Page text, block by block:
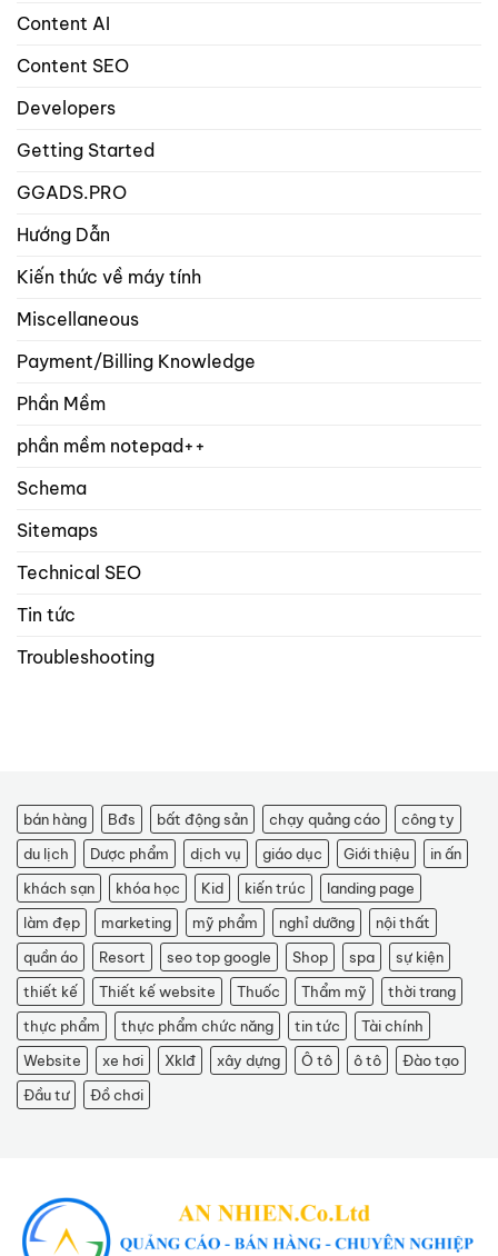
Content AI
Content SEO
Developers
Getting Started
GGADS.PRO
Hướng Dẫn
Kiến thức về máy tính
Miscellaneous
Payment/Billing Knowledge
Phần Mềm
phần mềm notepad++
Schema
Sitemaps
Technical SEO
Tin tức
Troubleshooting
bán hàng Bđs bất động sản chạy quảng cáo
công ty
du lịch
Dược phẩm dịch vụ giáo dục Giới thiệu
in ấn
khách sạn
khóa học Kid kiến trúc
landing page
làm đẹp
marketing mỹ phẩm nghỉ dưỡng
nội thất
quần áo
Resort seo top google Shop spa
sự kiện
thiết kế
Thiết kế website Thuốc Thẩm mỹ
thời trang
thực phẩm
thực phẩm chức năng tin tức
Tài chính
Website
xe hơi Xklđ xây dựng Ô tô ô tô
Đào tạo
Đầu tư
Đồ chơi